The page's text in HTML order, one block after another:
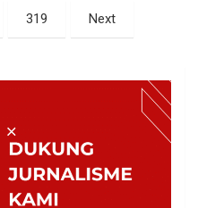
319 Next